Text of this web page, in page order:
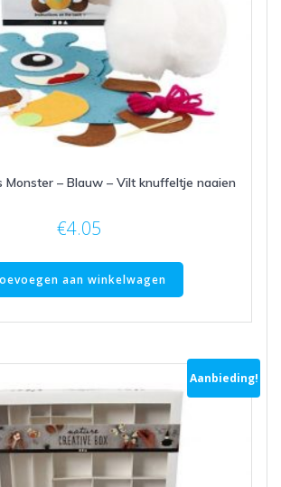
Monster – Blauw – Vilt knuffeltje naaien
€4.05
aan winkelwagen
Aanbieding!